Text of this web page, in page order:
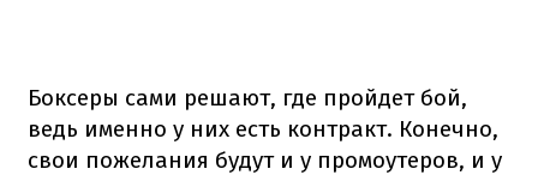
Боксеры сами решают, где пройдет бой,
ведь именно у них есть контракт. Конечно,
свои пожелания будут и у промоутеров, и у